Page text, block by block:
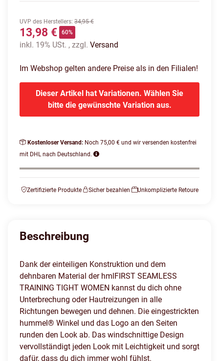
UVP des Herstellers: 34,95 €
13,98 € 60%
inkl. 19% USt. , zzgl. Versand
Im Webshop gelten andere Preise als in den Filialen!
Dieser Artikel hat Variationen. Wählen Sie
bitte die gewünschte Variation aus.
Kostenloser Versand: Noch 75,00 € und wir versenden kostenfrei
mit DHL nach Deutschland.
Zertifizierte Produkte Sicher bezahlen Unkomplizierte Retoure
Beschreibung
Dank der einteiligen Konstruktion und dem
dehnbaren Material der hmlFIRST SEAMLESS
TRAINING TIGHT WOMEN kannst du dich ohne
Unterbrechung oder Hautreizungen in alle
Richtungen bewegen und dehnen. Die eingestrickten
hummel® Winkel und das Logo an den Seiten
runden den Look ab. Das windschnittige Design
vervollständigt jeden Look mit Leichtigkeit und sorgt
dafür, dass du dich immer wohl fühlst.